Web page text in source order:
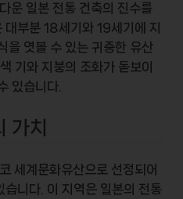
운 일본 전통 건축의 진수를
부분 18세기와 19세기에 지
을 엿볼 수 있는 귀중한 유산
기와 지붕의 조화가 돋보이
있습니다.
가치
세계문화유산으로 선정되어
습니다. 이 지역은 일본의 전통